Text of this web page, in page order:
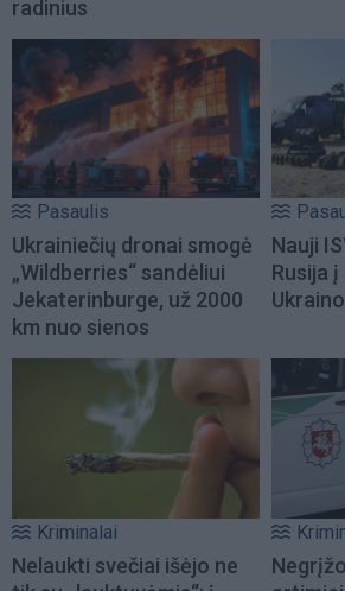
radinius
Pasaulis
Ukrainiečių dronai smogė
„Wildberries“ sandėliui
Jekaterinburge, už 2000
km nuo sienos
Nauji
Rusija
Kriminalai
Nelaukti svečiai išėjo ne